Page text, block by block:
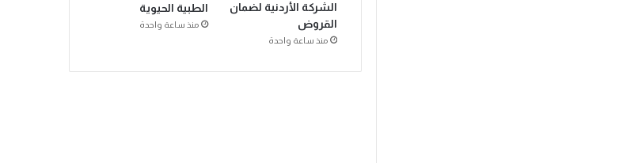
الشركة الأردنية لضمان
القروض
منذ ساعة واحدة
الطبية الحيوية
منذ ساعة واحدة